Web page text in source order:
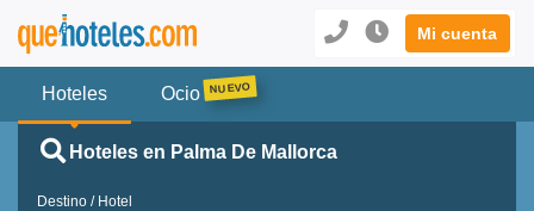
Mi cuenta
Hoteles Ocio
Hoteles en Palma De Mallorca
Destino / Hotel